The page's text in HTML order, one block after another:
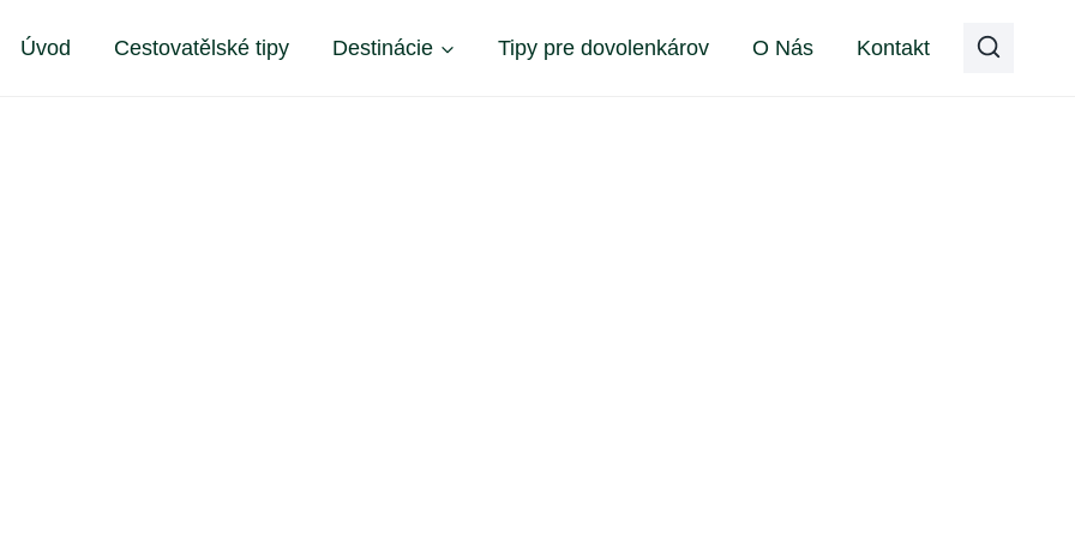
Úvod Cestovatělské tipy Destinácie Tipy pre dovolenkárov O Nás Kontakt